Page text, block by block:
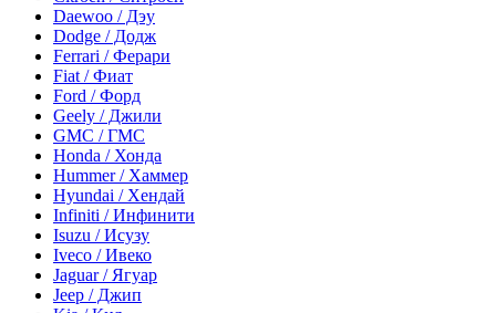
Daewoo / Дэу
Dodge / Додж
Ferrari / Ферари
Fiat / Фиат
Ford / Форд
Geely / Джили
GMC / ГМС
Honda / Хонда
Hummer / Хаммер
Hyundai / Хендай
Infiniti / Инфинити
Isuzu / Исузу
Iveco / Ивеко
Jaguar / Ягуар
Jeep / Джип